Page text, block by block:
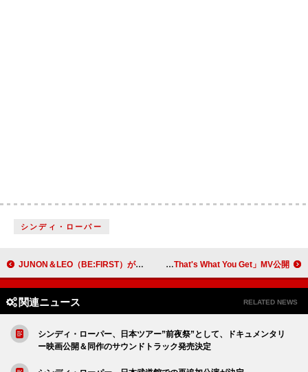
シンディ・ローパー
JUNON＆LEO（BE:FIRST）が参加する「サントリー生ビール」新プロジェクト始動 アン・マリー、別れのアンセム「That's What You Get」MV公開
関連ニュース RELATED NEWS
シンディ・ローパー、日本ツアー”前夜祭”として、ドキュメンタリ
ー映画公開＆同作のサウンドトラック発売決定